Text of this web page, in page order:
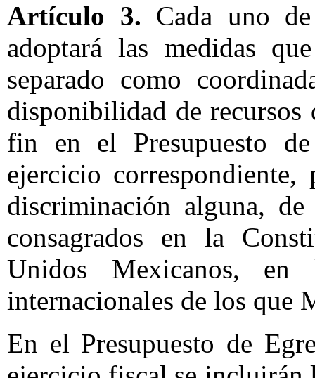
Artículo 3. Cada uno
adoptará las medidas
separado como
disponibilidad de recursos
fin en el Presupuesto
ejercicio
discriminación alguna,
consagrados en la
Unidos Mexicanos,
internacionales de los que
En el Presupuesto de